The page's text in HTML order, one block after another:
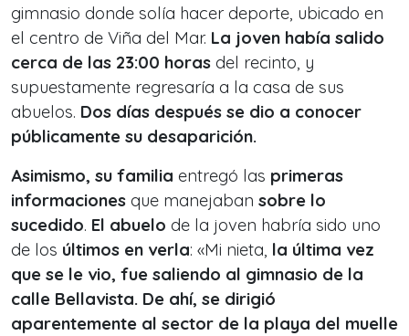
gimnasio donde solía hacer deporte, ubicado en
el centro de Viña del Mar. La joven había salido
cerca de las 23:00 horas del recinto, y
supuestamente regresaría a la casa de sus
abuelos. Dos días después se dio a conocer
públicamente su desaparición.
Asimismo, su familia entregó las primeras
informaciones que manejaban sobre lo
sucedido. El abuelo de la joven habría sido uno
de los últimos en verla: «Mi nieta, la última vez
que se le vio, fue saliendo al gimnasio de la
calle Bellavista. De ahí, se dirigió
aparentemente al sector de la playa del muelle